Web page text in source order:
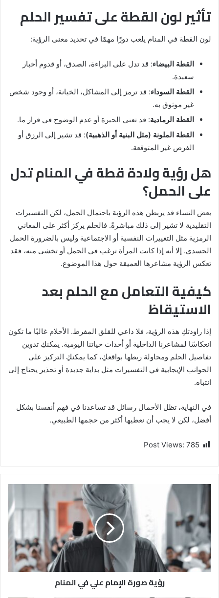
تأثير لون القطة على تفسير الحلم
لون القطة في المنام يلعب دورًا مهمًا في تحديد معنى الرؤية:
القطة البيضاء: قد تدل على البراءة، الصدق، أو قدوم أخبار
سعيدة.
القطة السوداء: قد ترمز إلى المشاكل، الخيانة، أو وجود شخص
غير موثوق به.
القطة الرمادية: قد تعني الحيرة أو عدم الوضوح في قرار ما.
القطة الملونة (مثل البنية أو الذهبية): قد تشير إلى الرزق أو
الفرص غير المتوقعة.
هل رؤية ولادة قطة في المنام تدل
على الحمل؟
بعض النساء قد يربطن هذه الرؤية باحتمال الحمل، لكن التفسيرات
التقليدية لا تشير إلى ذلك مباشرةً. فالحلم يركز أكثر على المعاني
الرمزية مثل التغييرات النفسية أو الاجتماعية وليس بالضرورة الحمل
الجسدي. إلا أنه إذا كانت المرأة ترغب في الحمل أو تخشى منه، فقد
تعكس الرؤية مشاعرها العميقة حول هذا الموضوع.
كيفية التعامل مع الحلم بعد
الاستيقاظ
إذا راودتكِ هذه الرؤية، فلا داعي للقلق المفرط. الأحلام غالبًا ما تكون
انعكاسًا لمشاعرنا الداخلية أو أحداث حياتنا اليومية. يمكنكِ تدوين
تفاصيل الحلم ومحاولة ربطها بواقعكِ، كما يمكنكِ التركيز على
الجوانب الإيجابية في التفسيرات مثل بداية جديدة أو تحذير يحتاج إلى
انتباه.
في النهاية، تظل الأحمال رسائل قد تساعدنا في فهم أنفسنا بشكل
أفضل، لكن لا يجب أن نعطيها أكثر من حجمها الطبيعي.
Post Views: 785
رؤية صورة الإمام علي في المنام